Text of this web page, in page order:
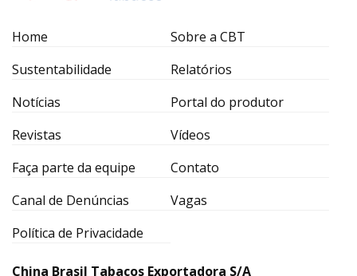
Home
Sobre a CBT
Sustentabilidade
Relatórios
Notícias
Portal do produtor
Revistas
Vídeos
Faça parte da equipe
Contato
Canal de Denúncias
Vagas
Política de Privacidade
China Brasil Tabacos Exportadora S/A